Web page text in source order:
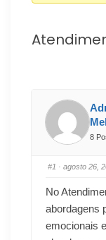
8
#1 · agosto 26,
No
abordagens
emocionais